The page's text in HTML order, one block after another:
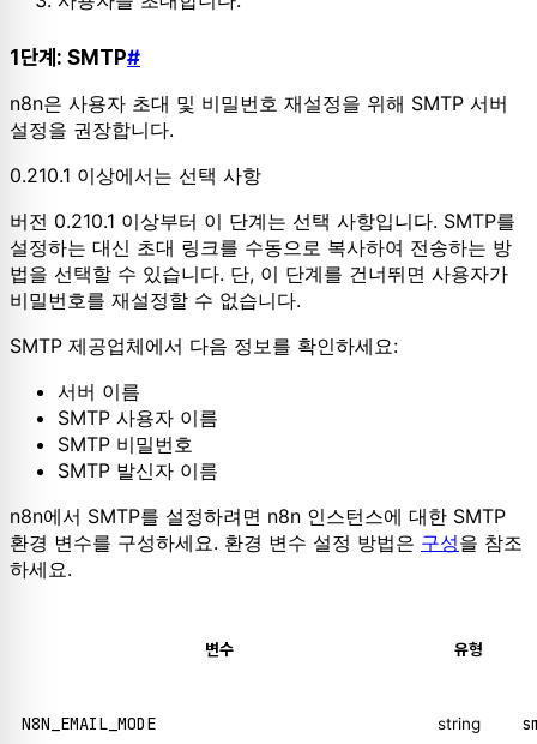
1단계: SMTP#
n8n은 사용자 초대 및 비밀번호 재설정을 위해 SMTP 서버
설정을 권장합니다.
0.210.1 이상에서는 선택 사항
버전 0.210.1 이상부터 이 단계는 선택 사항입니다. SMTP를
설정하는 대신 초대 링크를 수동으로 복사하여 전송하는 방
법을 선택할 수 있습니다. 단, 이 단계를 건너뛰면 사용자가
비밀번호를 재설정할 수 없습니다.
SMTP 제공업체에서 다음 정보를 확인하세요:
서버 이름
SMTP 사용자 이름
SMTP 비밀번호
SMTP 발신자 이름
n8n에서 SMTP를 설정하려면 n8n 인스턴스에 대한 SMTP
환경 변수를 구성하세요. 환경 변수 설정 방법은 구성을 참조
하세요.
변수 유형
N8N_EMAIL_MODE string